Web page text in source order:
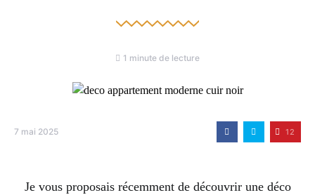
1 minute de lecture
7 mai 2025 12
Je vous proposais récemment de découvrir une déco